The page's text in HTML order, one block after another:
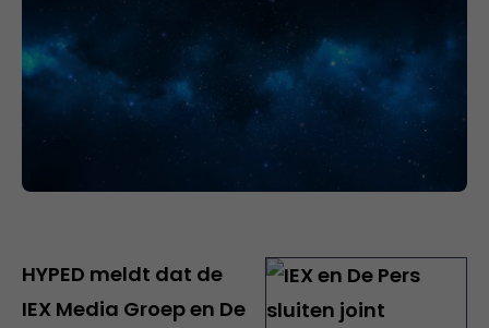
HYPED meldt dat de
IEX Media Groep en De